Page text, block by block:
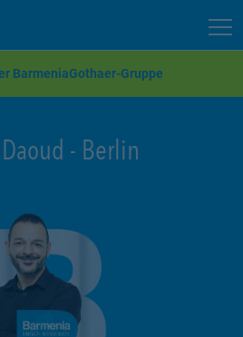
BarmeniaGothaer-Gruppe
- Berlin